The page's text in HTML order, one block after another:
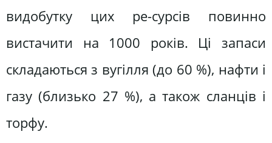
видобутку цих ре-сурсів повинно
вистачити на 1000 років. Ці запаси
складаються з вугілля (до 60 %), нафти і
газу (близько 27 %), а також сланців і
торфу.